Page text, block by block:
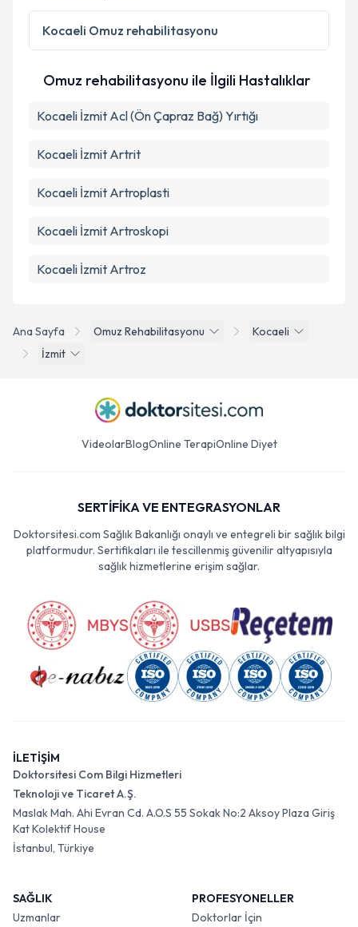
Kişisel verilerimin işlenmesine ilişkinAydınlatma
Metni
'ni okudum ve kişisel verilerimin belirtilen
kapsamda işlenmesini kabul ediyorum.
Takvim Talebini Gönder
Ana Sayfa Omuz Rehabilitasyonu
Kocaeli
İzmit
Kocaeli Omuz rehabilitasyonu
Omuz rehabilitasyonu ile İlgili Hastalıklar
Kocaeli İzmit Acl (Ön Çapraz Bağ) Yırtığı
Kocaeli İzmit Artrit
Kocaeli İzmit Artroplasti
Kocaeli İzmit Artroskopi
Kocaeli İzmit Artroz
VideolarBlogOnline TerapiOnline Diyet
SERTİFİKA VE ENTEGRASYONLAR
Doktorsitesi.com Sağlık Bakanlığı onaylı ve entegreli bir sağlık bilgi
platformudur. Sertifikaları ile tescillenmiş güvenilir altyapısıyla
sağlık hizmetlerine erişim sağlar.
İLETİŞİM
Doktorsitesi Com Bilgi Hizmetleri
Teknoloji ve Ticaret A.Ş.
Maslak Mah. Ahi Evran Cd. A.O.S 55 Sokak No:2 Aksoy Plaza Giriş
Kat Kolektif House
İstanbul, Türkiye
SAĞLIK
Uzmanlar
PROFESYONELLER
Doktorlar İçin